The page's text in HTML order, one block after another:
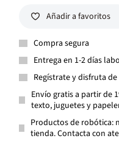
Añadir a favoritos
Compra segura
Entrega en 1-2 días
Regístrate y disfruta
Envío gratis a partir de
texto, juguetes y
Productos de robótica:
tienda. Contacta con